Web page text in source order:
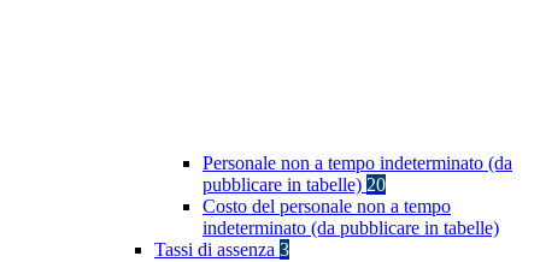
Personale non a tempo indeterminato (da
pubblicare in tabelle) 20
Costo del personale non a tempo
indeterminato (da pubblicare in tabelle)
Tassi di assenza 3